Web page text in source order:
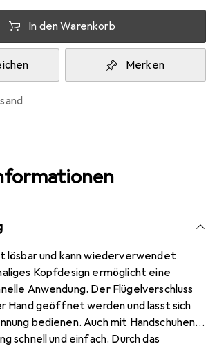
In den Warenkorb
Merken
lösbar und kann wiederverwendet
Kopfdesign ermöglicht eine
Anwendung. Der Flügelverschluss
Hand geöffnet werden und lässt sich
bedienen. Auch mit Handschuhen
schnell und einfach. Durch das